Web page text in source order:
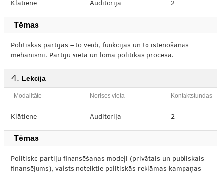
Klātiene Auditorija 2
Tēmas
Politiskās partijas – to veidi, funkcijas un to īstenošanas
mehānismi. Partiju vieta un loma politikas procesā.
Lekcija
Modalitāte Norises vieta Kontaktstundas
Klātiene Auditorija 2
Tēmas
Politisko partiju finansēšanas modeļi (privātais un publiskais
finansējums), valsts noteiktie politiskās reklāmas kampaņas